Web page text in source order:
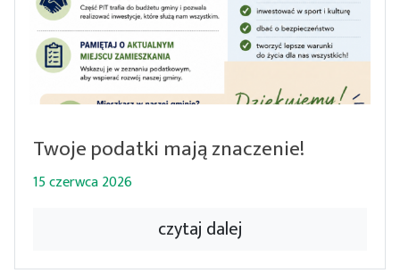
Twoje podatki mają znaczenie!
15 czerwca 2026
czytaj dalej